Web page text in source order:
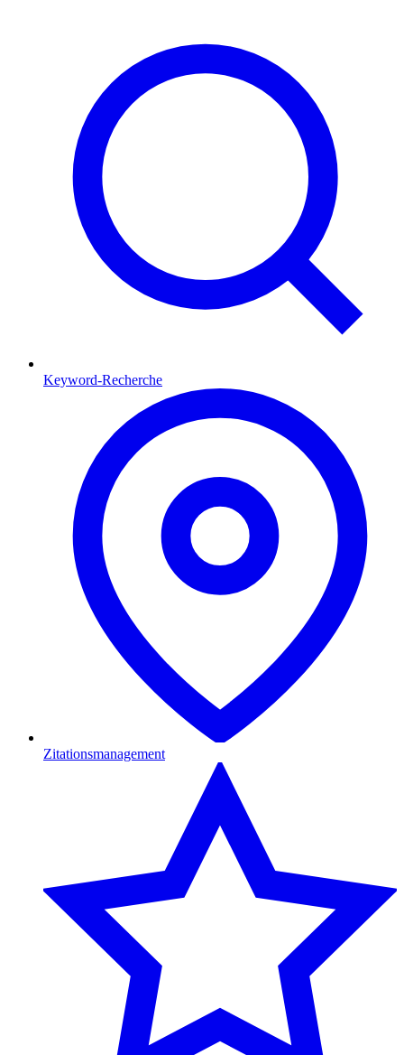
Keyword-Recherche
Zitationsmanagement